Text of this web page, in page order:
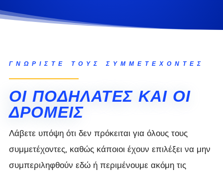
ΓΝΩΡΊΣΤΕ ΤΟΥΣ ΣΥΜΜΕΤΈΧΟΝΤΕΣ
ΟΙ ΠΟΔΗΛΆΤΕΣ ΚΑΙ ΟΙ
ΔΡΟΜΕΊΣ
Λάβετε υπόψη ότι δεν πρόκειται για όλους τους
συμμετέχοντες, καθώς κάποιοι έχουν επιλέξει να μην
συμπεριληφθούν εδώ ή περιμένουμε ακόμη τις